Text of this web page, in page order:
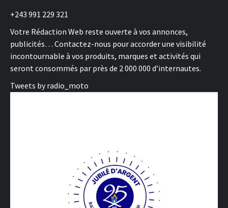
+243 991 229 321
Votre Rédaction Web reste ouverte à vos annonces,
publicités… Contactez-nous pour accorder une visibilité
incontournable à vos produits, marques et activités qui
seront consommés par près de 2 000 000 d’internautes.
Tweets by radio_moto